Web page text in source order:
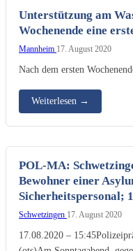
Unterstützung am
Wochenende eine
Mannheim 17. August 2020
Nach dem ersten
Weiterlesen →
POL-MA:
Bewohner einer
Sicherheitspersonal;
Schwetzingen 17. August 2020
17.08.2020 –